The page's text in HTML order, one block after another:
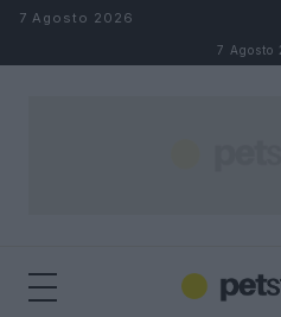
Salta al contenuto
7 Agosto 2026
7 Agosto